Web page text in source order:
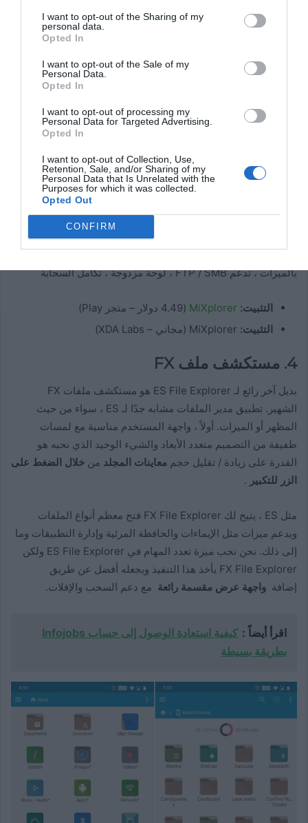
I want to opt-out of the Sharing of my
personal data.
Opted In
I want to opt-out of the Sale of my
Personal Data.
Opted In
I want to opt-out of processing my
Personal Data for Targeted Advertising.
Opted In
I want to opt-out of Collection, Use,
Retention, Sale, and/or Sharing of my
Personal Data that Is Unrelated with the
Purposes for which it was collected.
Opted Out
CONFIRM
بالإضافة إلى ذلك ، يمكنك أيضًا الوصول إلى الدليل الجذر ، ودمج
الخدمات السحابية ، وتشفير الملفات باستخدام بروتوكول Aescrypt
دعمًا
لبروتوكولات FTP و SMB
مما يعني أنه يمكنك الوصول بسهولة إلى
ملفات الكمبيوتر على هاتفك الذكي والعكس صحيح.
أود أن أقول ، إذا كنت تريد بديلاً حقيقياً لـ ES File Explorer ، فإن
MiXplorer هو الخيار الذي يجب أن تحصل عليه. ضع في اعتبارك أن
الحصول عليه
مجانًا منخلال XDA Labs.
بالميزات ، تدعم FTP / SMB ، لوحة مزدوجة ، تكامل السحابة
التثبيت: MiXplorer (4.49 دولار – متجر Play)
التثبيت: MiXplorer (مجاني – XDA Labs)
4. مستكشف ملف FX
بديل آخر رائع لـ ES File Explorer هو مستكشف ملفات FX
الشهير. تطبيق مدير الملفات مشابه جدًا لـ ES ، سواء من حيث
المظهر أو الميزات. أولاً ، واجهة المستخدم مناسبة مع لمسات
طفيفة من التصميم متعدد الأبعاد والشيء الوحيد الذي نحبه هو
القدرة على زيادة / تقليل حجم معاينات المجلد من خلال الضغط على
الزر للتكبير .
مثل ES ، يتيح لك FX File Explorer فتح معظم أنواع الملفات
ويدعم ميزات مثل الإيماءات والحافظة المرئية وإدارة التطبيقات وما
إلى ذلك. نحن نحب ميزة تعدد المهام في ES File Explorer ولكن
FX File Explorer يأخذ هذا التنفيذ ويجعله أفضل عن طريق
إضافة واجهة عرض مقسمة رائعة مع دعم السحب والإفلات.
اقرأ أيضاً :
كيفية استعادة الوصول إلى حساب Infojobs
بطريقة بسيطة